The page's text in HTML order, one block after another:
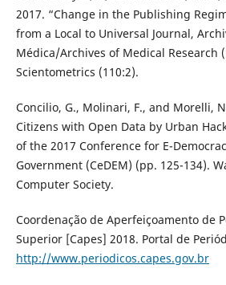
2017. “Change in the Publishing
from a Local to Universal Journal,
Médica/Archives of Medical Research
Scientometrics (110:2).
Concilio, G., Molinari, F., and Morelli,
Citizens with Open Data by Urban
of the 2017 Conference for E-
Government (CeDEM) (pp. 125-134).
Computer Society.
Coordenação de Aperfeiçoamento de
Superior [Capes] 2018. Portal de
http://www.periodicos.capes.gov.br